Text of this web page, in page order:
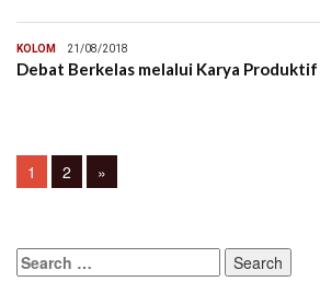
KOLOM 21/08/2018
Debat Berkelas melalui Karya Produktif
Posts
Page
1 Page
2 »
Search
for: